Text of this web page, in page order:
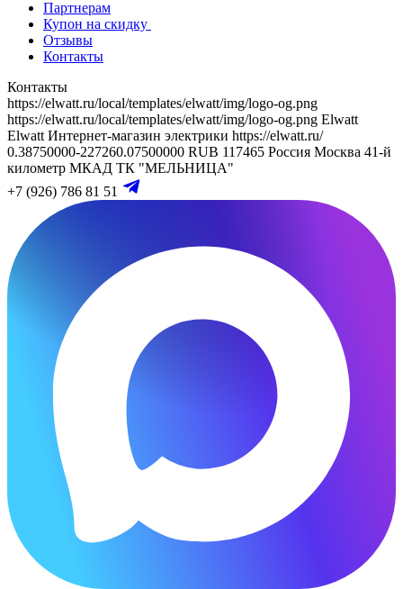
Партнерам
Купон на скидку
Отзывы
Контакты
Контакты
https://elwatt.ru/local/templates/elwatt/img/logo-og.png
https://elwatt.ru/local/templates/elwatt/img/logo-og.png Elwatt
Elwatt Интернет-магазин электрики https://elwatt.ru/
0.38750000-227260.07500000 RUB 117465 Россия Москва 41-й
километр МКАД ТК "МЕЛЬНИЦА"
+7 (926) 786 81 51